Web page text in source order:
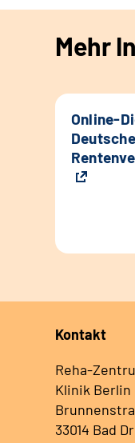
Mehr
Online-
Kontakt
Reha-
Klinik Berlin
33014 Bad